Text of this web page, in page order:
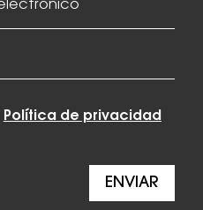
Política de privacidad
ENVIAR